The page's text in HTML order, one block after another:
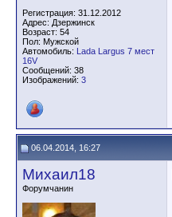
Регистрация: 31.12.2012
Адрес: Дзержинск
Возраст: 54
Пол: Мужской
Автомобиль: Lada Largus 7 мест
16V
Сообщений: 38
Изображений: 3
06.04.2014, 16:27
Михаил18
Форумчанин